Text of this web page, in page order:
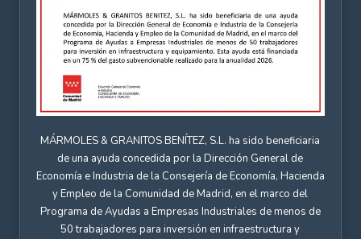
MÁRMOLES & GRANITOS BENÍTEZ, S.L. ha sido beneficiaria
de una ayuda concedida por la Dirección General de
Economía e Industria de la Consejería de Economía, Hacienda
y Empleo de la Comunidad de Madrid, en el marco del
Programa de Ayudas a Empresas Industriales de menos de
50 trabajadores para inversión en infraestructura y